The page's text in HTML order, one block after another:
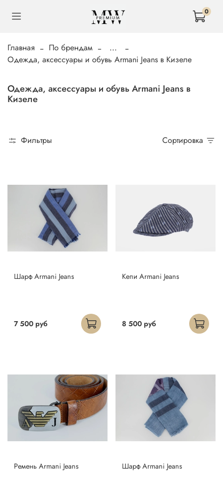
0
Главная По брендам
...
Одежда, аксессуары и обувь Armani Jeans в Кизеле
Одежда, аксессуары и обувь Armani Jeans в
Кизеле
Фильтры Сортировка
Шарф Armani Jeans
7 500 руб
Кепи Armani Jeans
8 500 руб
Ремень Armani Jeans Шарф Armani Jeans